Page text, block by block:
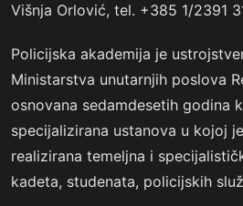
Višnja Orlović, tel. +385 1/2391
Policijska akademija je
Ministarstva unutarnjih poslova
osnovana sedamdesetih godina
specijalizirana ustanova u kojoj
realizirana temeljna i
kadeta, studenata, policijskih